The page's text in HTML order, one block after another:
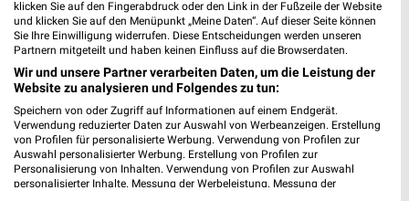
Bahnhofstraße 36
33378 Rheda-Wiedenbrück
Heute 07:00 - 22:00 Uhr | Geöffnet
12,71 km • Angebote: 4 Prospekte
Kaufland Gütersloh
Am Anger 22
33332 Gütersloh
klicken Sie auf den Fingerabdruck oder den Link in der Fußzeile der Website
und klicken Sie auf den Menüpunkt „Meine Daten“. Auf dieser Seite können
Sie Ihre Einwilligung widerrufen. Diese Entscheidungen werden unseren
Partnern mitgeteilt und haben keinen Einfluss auf die Browserdaten.
Wir und unsere Partner verarbeiten Daten, um die Leistung der
Website zu analysieren und Folgendes zu tun:
Speichern von oder Zugriff auf Informationen auf einem Endgerät.
Verwendung reduzierter Daten zur Auswahl von Werbeanzeigen. Erstellung
von Profilen für personalisierte Werbung. Verwendung von Profilen zur
Auswahl personalisierter Werbung. Erstellung von Profilen zur
Personalisierung von Inhalten. Verwendung von Profilen zur Auswahl
personalisierter Inhalte. Messung der Werbeleistung. Messung der